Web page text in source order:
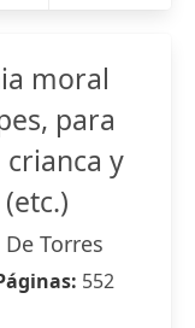
moral
para
y
De Torres
552